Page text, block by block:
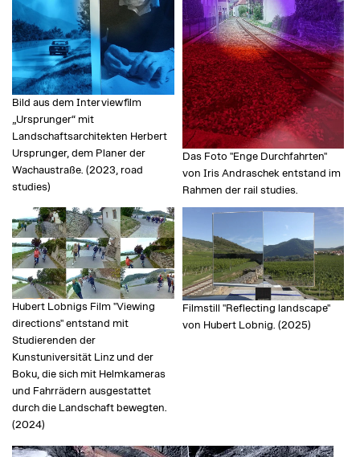
Bild aus dem Interviewfilm
„Ursprunger“ mit
Landschaftsarchitekten Herbert
Ursprunger, dem Planer der
Wachaustraße. (2023, road
studies)
Das Foto "Enge Durchfahrten"
von Iris Andraschek entstand im
Rahmen der rail studies.
Hubert Lobnigs Film "Viewing
directions" entstand mit
Studierenden der
Kunstuniversität Linz und der
Boku, die sich mit Helmkameras
und Fahrrädern ausgestattet
durch die Landschaft bewegten.
(2024)
Filmstill "Reflecting landscape"
von Hubert Lobnig. (2025)